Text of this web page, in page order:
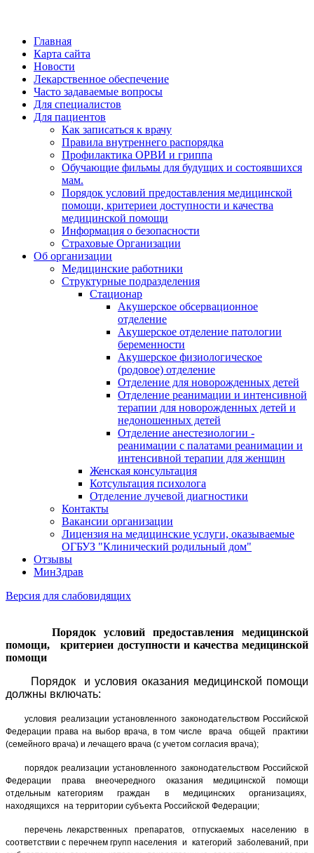
Главная
Карта сайта
Новости
Лекарственное обеспечение
Часто задаваемые вопросы
Для специалистов
Для пациентов
Как записаться к врачу
Правила внутреннего распорядка
Профилактика ОРВИ и гриппа
Обучающие фильмы для будущих и состоявшихся
мам.
Порядок условий предоставления медицинской
помощи, критериеи доступности и качества
медицинской помощи
Информация о безопасности
Страховые Организации
Об организации
Медицинские работники
Структурные подразделения
Стационар
Акушерское обсервационное
отделение
Акушерское отделение патологии
беременности
Акушерское физиологическое
(родовое) отделение
Отделение для новорожденных детей
Отделение реанимации и интенсивной
терапии для новорожденных детей и
недоношенных детей
Отделение анестезиологии -
реанимации с палатами реанимации и
интенсивной терапии для женщин
Женская консультация
Котсультация психолога
Отделение лучевой диагностики
Контакты
Вакансии организации
Лицензия на медицинские услуги, оказываемые
ОГБУЗ "Клинический родильный дом"
Отзывы
МинЗдрав
Версия для слабовидящих
Порядок условий предоставления медицинской
помощи, критериеи доступности и качества медицинской
помощи
Порядок и условия оказания медицинской помощи
должны включать:
условия реализации установленного законодательством Российской
Федерации права на выбор врача, в том числе врача общей практики
(семейного врача) и лечащего врача (с учетом согласия врача);
порядок реализации установленного законодательством Российской
Федерации права внеочередного оказания медицинской помощи
отдельным категориям граждан в медицинских организациях,
находящихся на территории субъекта Российской Федерации;
перечень лекарственных препаратов, отпускаемых населению в
соответствии с перечнем групп населения и категорий заболеваний, при